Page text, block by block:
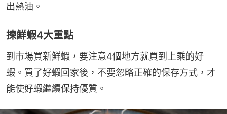
出熱油。
揀鮮蝦4大重點
到市場買新鮮蝦，要注意4個地方就買到上乘的好
蝦。買了好蝦回家後，不要忽略正確的保存方式，才
能使好蝦繼續保持優質。